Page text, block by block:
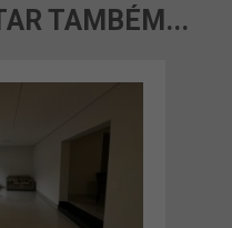
TAMBÉM...